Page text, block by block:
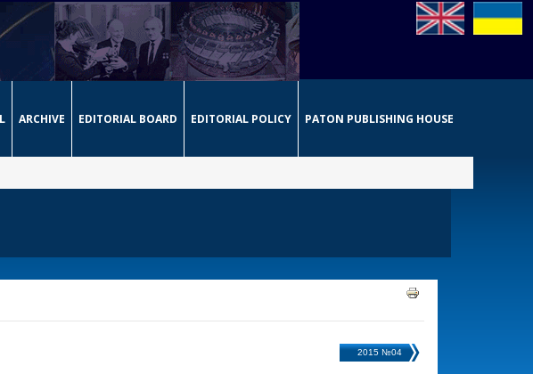
ARCHIVE EDITORIAL BOARD EDITORIAL POLICY PATON PUBLISHING HOUSE
2015 №04